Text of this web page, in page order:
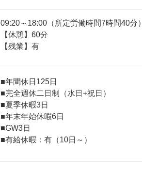
09:20～18:00（所定労働時間7時間40分）
【休憩】60分
【残業】有
■年間休日125日
■完全週休二日制（水日+祝日）
■夏季休暇3日
■年末年始休暇6日
■GW3日